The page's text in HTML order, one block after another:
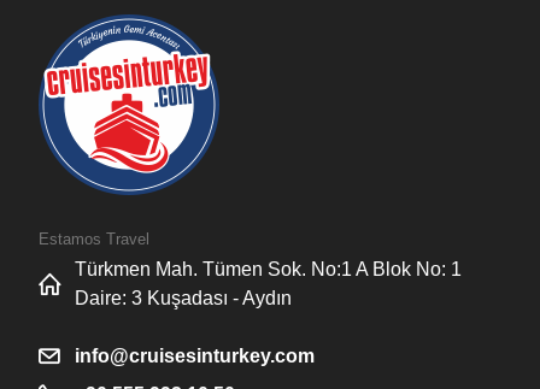
Estamos Travel
Türkmen Mah. Tümen Sok. No:1 A Blok No: 1
Daire: 3 Kuşadası - Aydın
info@cruisesinturkey.com